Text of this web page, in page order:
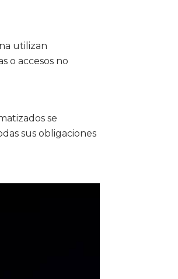
utilizan
o accesos no
se
sus obligaciones